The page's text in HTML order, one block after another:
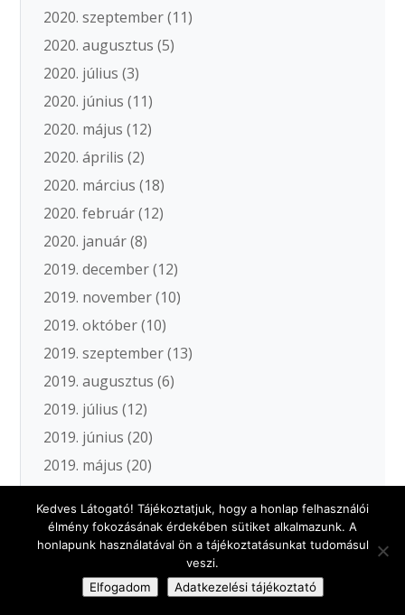
2020. szeptember(11)
2020. augusztus (5)
2020. július (3)
2020. június (11)
2020. május (12)
2020. április (2)
2020. március (18)
2020. február(12)
2020. január(8)
2019. december(12)
2019. november(10)
2019. október(10)
2019. szeptember(13)
2019. augusztus (6)
2019. július (12)
2019. június (20)
2019. május (20)
2019. március(19)
2019. február(10)
2019. január(15)
Kedves Látogató! Tájékoztatjuk, hogy a honlap felhasználói
élmény fokozásának érdekében sütiket alkalmazunk. A
honlapunk használatával ön a tájékoztatásunkat tudomásul
veszi.
Elfogadom
Adatkezelési tájékoztató